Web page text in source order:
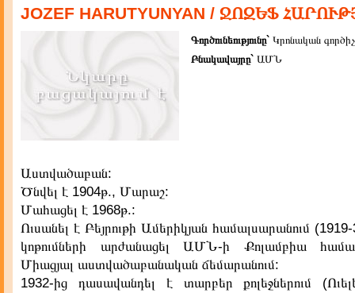
JOZEF HARUTYUNYAN / ՋՈԶԵՖ
Գործունեությունը` Կրոնական գործիչ
Բնակավայրը` ԱՄՆ
Աստվածաբան:
Ծնվել է 1904թ., Մարաշ:
Մահացել է 1968թ.:
Ուսանել է Բեյրութի Ամերիկյան համալսարանում
կոթումների արժանացել ԱՄՆ-ի Քոլամբիա
Միացյալ աստվածաբանական ճեմարանում:
1932-ից դասավանդել է տարբեր քոլեջներում